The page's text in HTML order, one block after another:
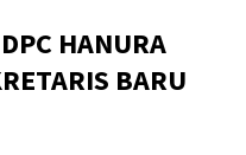
HANURA
BARU